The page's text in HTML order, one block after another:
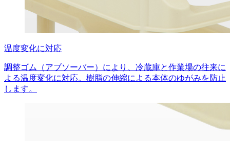
温度変化に対応
調整ゴム（アブソーバー）により、冷蔵庫と作業場の往来に
よる温度変化に対応。樹脂の伸縮による本体のゆがみを防止
します。